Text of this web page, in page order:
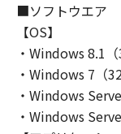
の関連会社
のいずれも
品性および
め、いかな
問わず一切
(2) キヤノン
■ソフトウエア
【OS】
・Windows 8.1
・Windows 7（
・Windows
・Windows